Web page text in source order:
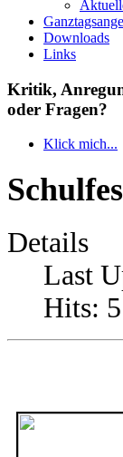
Downloads
Links
Kritik,
oder Fragen?
Klick mich...
Details
Last
Hits: